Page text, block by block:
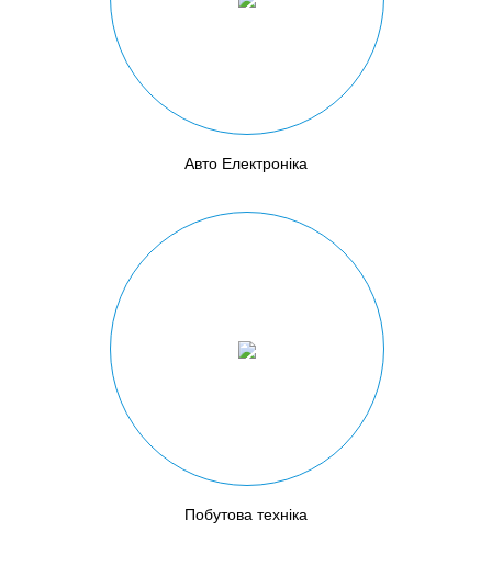
Авто Електроніка
Побутова техніка